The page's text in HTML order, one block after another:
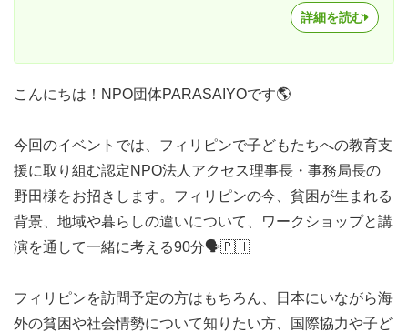
詳細を読む
こんにちは！NPO団体PARASAIYOです🌎
今回のイベントでは、フィリピンで子どもたちへの教育支
援に取り組む認定NPO法人アクセス理事長・事務局長の
野田様をお招きします。フィリピンの今、貧困が生まれる
背景、地域や暮らしの違いについて、ワークショップと講
演を通して一緒に考える90分🗣️🇵🇭
フィリピンを訪問予定の方はもちろん、日本にいながら海
外の貧困や社会情勢について知りたい方、国際協力や子ど